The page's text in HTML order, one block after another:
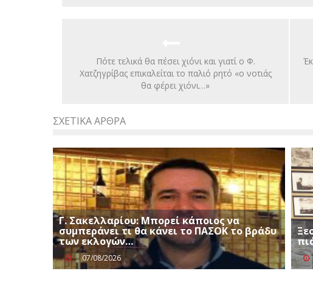
Πότε τελικά θα πέσει χιόνι και γιατί ο Φ.
Χατζηγρίβας επικαλείται το παλιό ρητό «ο νοτιάς
θα φέρει χιόνι…»
ΣΧΕΤΙΚΆ ΆΡΘΡΑ
Γ. Σακελλαρίου: Μπορεί κάποιος να
συμπεράνει τι θα κάνει το ΠΑΣΟΚ το βράδυ
των εκλογών…
07/08/2026